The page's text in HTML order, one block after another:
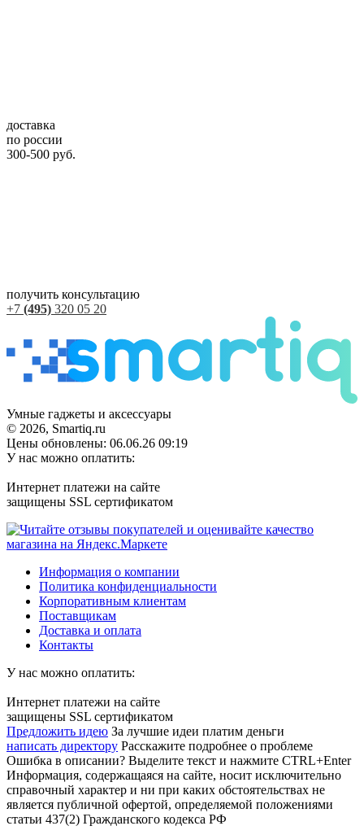
доставка
по россии
300-500 руб.
получить консультацию
+7 (495) 320 05 20
Умные гаджеты и аксессуары
© 2026, Smartiq.ru
Цены обновлены: 06.06.26 09:19
У нас можно оплатить:
Интернет платежи на сайте
защищены SSL сертификатом
Информация о компании
Политика конфиденциальности
Корпоративным клиентам
Поставщикам
Доставка и оплата
Контакты
У нас можно оплатить:
Интернет платежи на сайте
защищены SSL сертификатом
Предложить идею За лучшие идеи платим деньги
написать директору Расскажите подробнее о проблеме
Ошибка в описании? Выделите текст и нажмите CTRL+Enter
Информация, содержащаяся на сайте, носит исключительно
справочный характер и ни при каких обстоятельствах не
является публичной офертой, определяемой положениями
статьи 437(2) Гражданского кодекса РФ